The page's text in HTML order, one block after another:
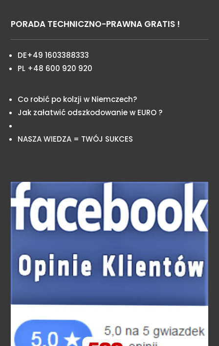
PORADA TECHNICZNO-PRAWNA GRATIS !
DE+49 1603388333
PL +48 600 920 920
Co robić po kolzji w Niemczech?
Jak załatwić odszkodowanie w EURO ?
NASZA WIEDZA = TWÓJ SUKCES